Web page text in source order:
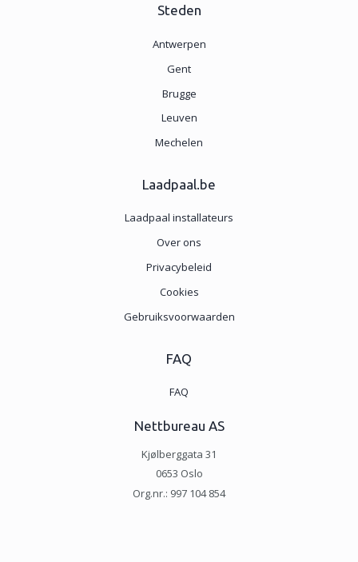
Steden
Antwerpen
Gent
Brugge
Leuven
Mechelen
Laadpaal.be
Laadpaal installateurs
Over ons
Privacybeleid
Cookies
Gebruiksvoorwaarden
FAQ
FAQ
Nettbureau AS
Kjølberggata 31
0653 Oslo
Org.nr.: 997 104 854